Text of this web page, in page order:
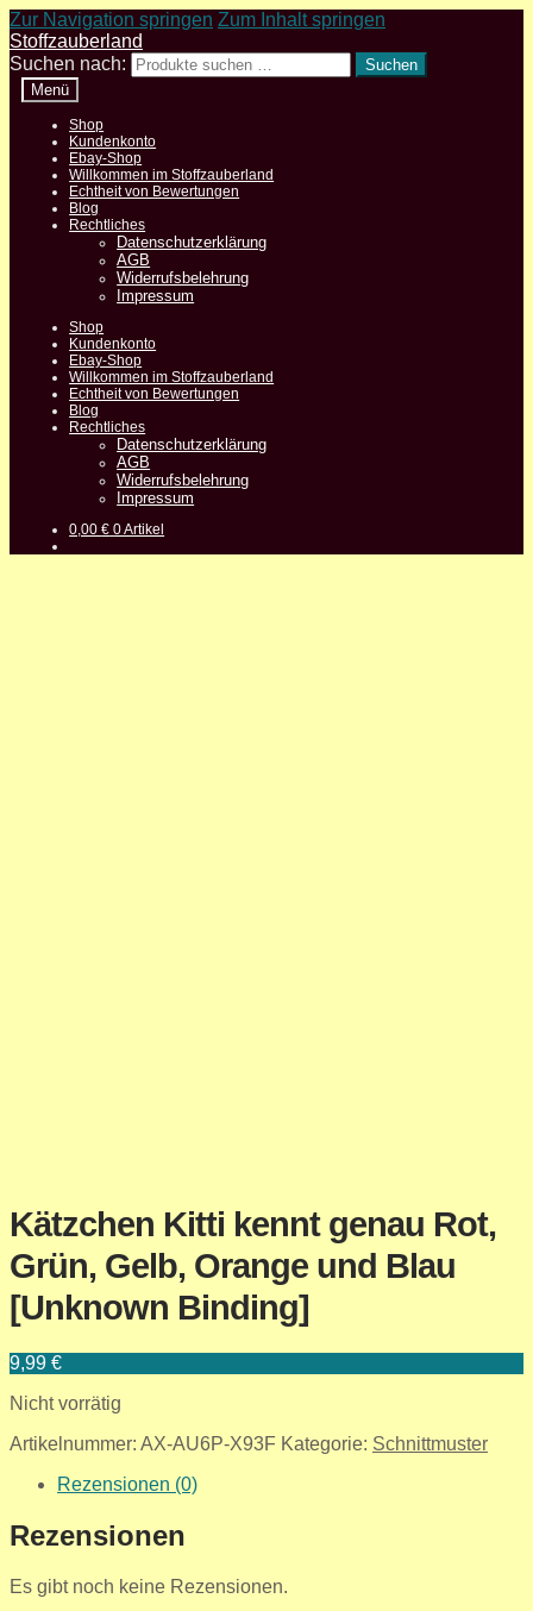
Zur Navigation springen Zum Inhalt springen
Stoffzauberland
Suchen nach:
Suchen
Menü
Shop
Kundenkonto
Ebay-Shop
Willkommen im Stoffzauberland
Echtheit von Bewertungen
Blog
Rechtliches
Datenschutzerklärung
AGB
Widerrufsbelehrung
Impressum
Shop
Kundenkonto
Ebay-Shop
Willkommen im Stoffzauberland
Echtheit von Bewertungen
Blog
Rechtliches
Datenschutzerklärung
AGB
Widerrufsbelehrung
Impressum
0,00€ 0 Artikel
Kätzchen Kitti kennt genau Rot,
Grün, Gelb, Orange und Blau
[Unknown Binding]
9,99 €
Nicht vorrätig
Artikelnummer: AX-AU6P-X93F Kategorie: Schnittmuster
Rezensionen (0)
Rezensionen
Es gibt noch keine Rezensionen.